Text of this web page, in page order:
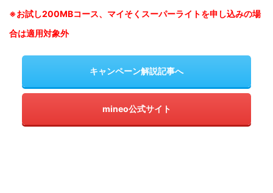
※お試し200MBコース、マイそくスーパーライトを申し込みの場
合は適用対象外
キャンペーン解説記事へ
mineo公式サイト